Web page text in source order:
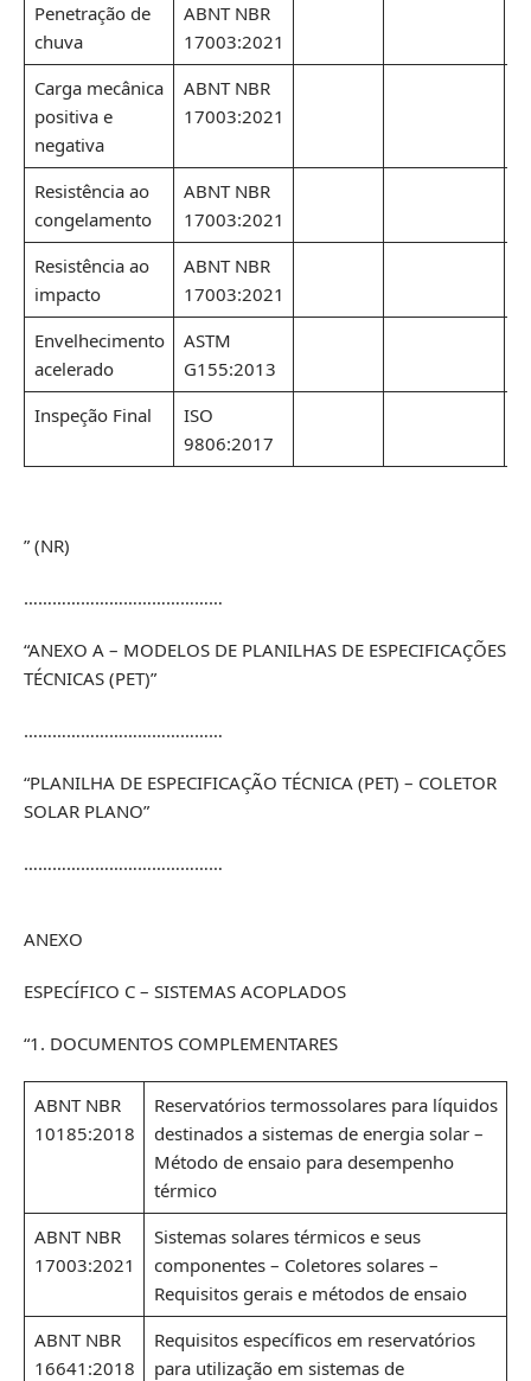
Penetração de
chuva
ABNT NBR
17003:2021
Carga mecânica
positiva e
negativa
ABNT NBR
17003:2021
Resistência ao
congelamento
ABNT NBR
17003:2021
Resistência ao
impacto
ABNT NBR
17003:2021
Envelhecimento
acelerado
ASTM
G155:2013
Inspeção Final
ISO
9806:2017
” (NR)
……………………………………
“ANEXO A – MODELOS DE PLANILHAS DE ESPECIFICAÇÕES
TÉCNICAS (PET)”
……………………………………
“PLANILHA DE ESPECIFICAÇÃO TÉCNICA (PET) – COLETOR
SOLAR PLANO”
……………………………………
ANEXO
ESPECÍFICO C – SISTEMAS ACOPLADOS
“1. DOCUMENTOS COMPLEMENTARES
ABNT NBR
10185:2018
Reservatórios termossolares para líquidos
destinados a sistemas de energia solar –
Método de ensaio para desempenho
térmico
ABNT NBR
17003:2021
Sistemas solares térmicos e seus
componentes – Coletores solares –
Requisitos gerais e métodos de ensaio
ABNT NBR
16641:2018
Requisitos específicos em reservatórios
para utilização em sistemas de